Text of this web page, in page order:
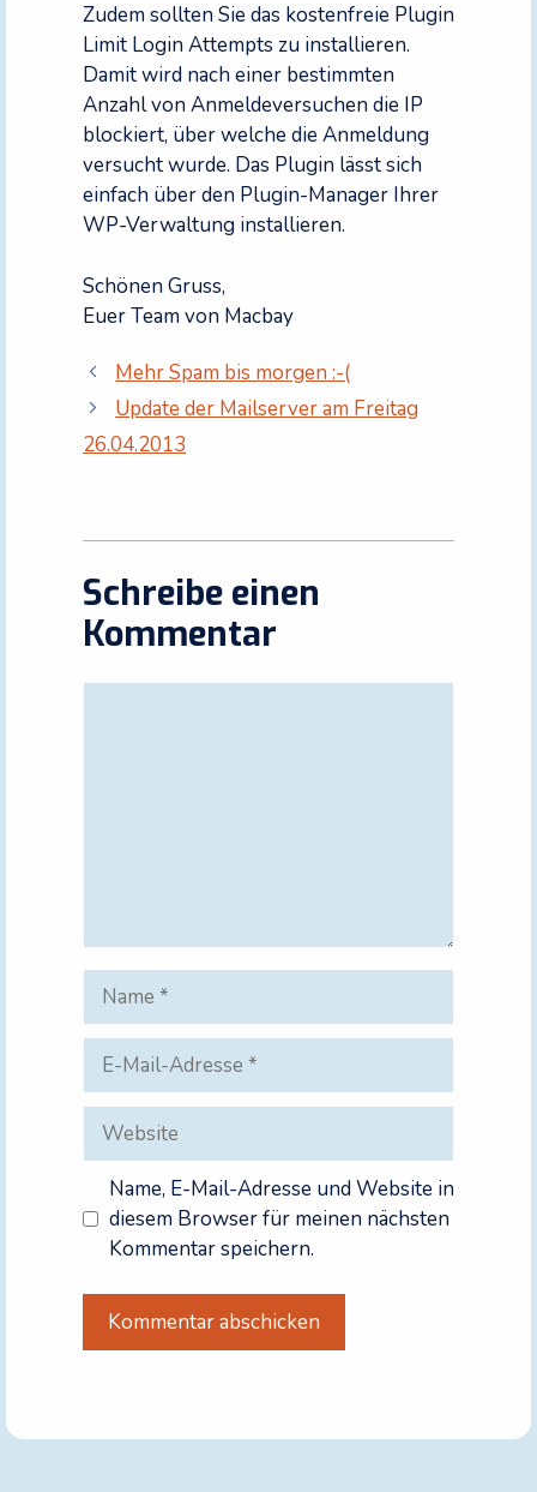
Zudem sollten Sie das kostenfreie Plugin
Limit Login Attempts zu installieren.
Damit wird nach einer bestimmten
Anzahl von Anmeldeversuchen die IP
blockiert, über welche die Anmeldung
versucht wurde. Das Plugin lässt sich
einfach über den Plugin-Manager Ihrer
WP-Verwaltung installieren.
Schönen Gruss,
Euer Team von Macbay
Mehr Spam bis morgen :-(
Update der Mailserver am Freitag
26.04.2013
Schreibe einen
Kommentar
Name
Mail-
Adresse
Website
Name, E-Mail-Adresse und Website in
diesem Browser für meinen nächsten
Kommentar speichern.
t